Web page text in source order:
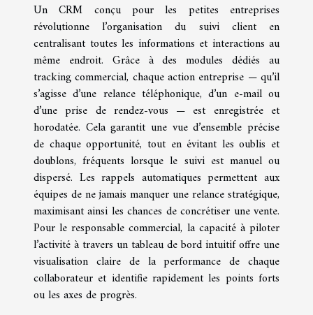
Un CRM conçu pour les petites entreprises
révolutionne l’organisation du suivi client en
centralisant toutes les informations et interactions au
même endroit. Grâce à des modules dédiés au
tracking commercial, chaque action entreprise — qu’il
s’agisse d’une relance téléphonique, d’un e-mail ou
d’une prise de rendez-vous — est enregistrée et
horodatée. Cela garantit une vue d’ensemble précise
de chaque opportunité, tout en évitant les oublis et
doublons, fréquents lorsque le suivi est manuel ou
dispersé. Les rappels automatiques permettent aux
équipes de ne jamais manquer une relance stratégique,
maximisant ainsi les chances de concrétiser une vente.
Pour le responsable commercial, la capacité à piloter
l’activité à travers un tableau de bord intuitif offre une
visualisation claire de la performance de chaque
collaborateur et identifie rapidement les points forts
ou les axes de progrès.